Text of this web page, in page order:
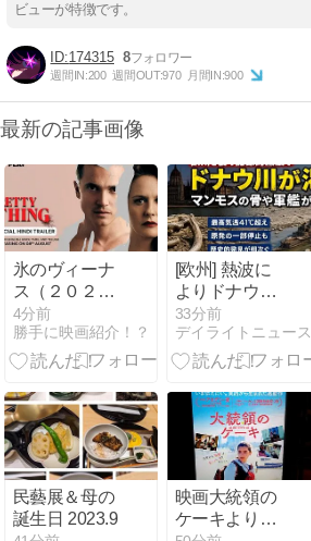
ビューが特徴です。
174315 8
週間IN:200 週間OUT:970 月間IN:900
最新の記事画像
氷のヴィーナ
ス（２０２５
年）
5分前
勝手に映画紹介！？
[欧州] 熱波に
よりドナウ川
では深刻な水
位低下が発
生・川底から
や軍艦などが
発見！
34分前
デイライトニュース
民藝展＆母の
誕生日 2023.9
映画大統領の
ケーキより